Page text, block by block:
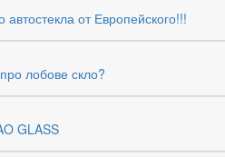
автостекла от Европейского!!!
лобове скло?
GLASS